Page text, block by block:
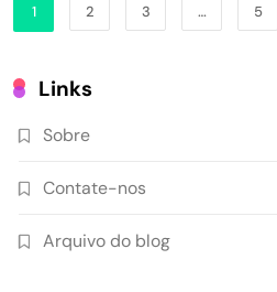
1 2 3 … 5
Links
Sobre
Contate-nos
Arquivo do blog